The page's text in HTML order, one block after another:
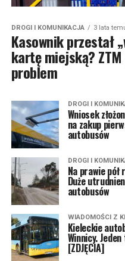
DROGI I KOMUNIKACJA 3 lata
Kasownik przestał
kartę miejską?
problem
DROGI I
Wniosek
na zakup
autobusów
DROGI I
Na prawie
Duże
autobusów
WIADOMOŚCI Z
Kieleckie
Winnicy.
[ZDJĘCIA]